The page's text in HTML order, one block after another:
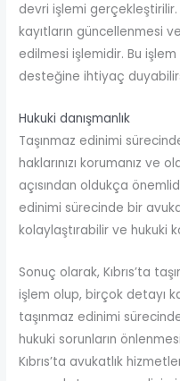
devri işlemi
kayıtların güncellenmesi
edilmesi işlemidir. Bu işlem
desteğine ihtiyaç
Hukuki danışmanlık
Taşınmaz edinimi
haklarınızı korumanız ve
açısından oldukça
edinimi sürecinde bir
kolaylaştırabilir ve hukuki
Sonuç olarak, Kıbrıs’ta
işlem olup, birçok detayı
taşınmaz edinimi
hukuki sorunların
Kıbrıs’ta avukatlık